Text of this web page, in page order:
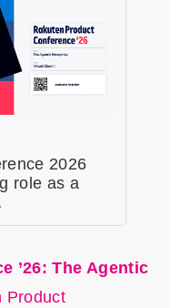
2026
role as a
’26: The Agentic
Product